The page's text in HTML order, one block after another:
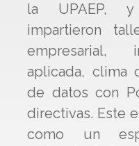
la UPAEP, y
impartieron
empresarial,
aplicada, clima
de datos con
directivas. Este
como un